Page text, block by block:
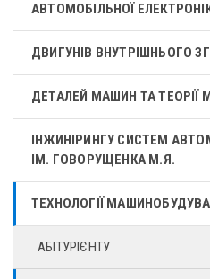
АВТОМОБІЛЬНОЇ
ДВИГУНІВ ВНУТРІШНЬОГО
ДЕТАЛЕЙ МАШИН ТА ТЕОРІЇ
ІНЖИНІРИНГУ СИСТЕМ
ІМ. ГОВОРУЩЕНКА М.Я.
ТЕХНОЛОГІЇ
АБІТУРІЄНТУ